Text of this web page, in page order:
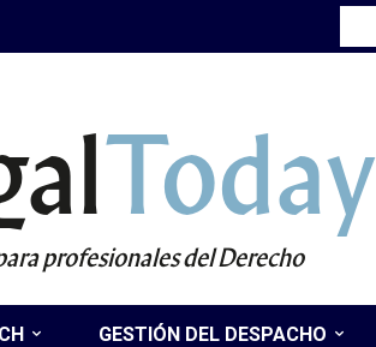
Today
profesionales del Derecho
GESTIÓN DEL DESPACHO